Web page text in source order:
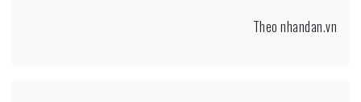
Theo nhandan.vn